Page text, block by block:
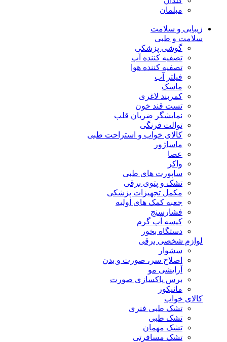
مبلمان
زیبایی و سلامت
سلامت و طبی
گوشی پزشکی
تصفیه کننده آب
تصفیه کننده هوا
فیلتر آب
ماسک
کمربند لاغری
تست قند خون
نمایشگر ضربان قلب
توالت فرنگی
کالای خواب و استراحت طبی
ماساژور
عصا
واکر
ساپورت های طبی
تشک و پتوی برقی
مکمل تجهیزات پزشکی
جعبه کمک های اولیه
فشارسنج
کیسه آب گرم
دستگاه بخور
لوازم شخصی برقی
سشوار
اصلاح سر، صورت و بدن
آرایشی مو
برس پاکسازی صورت
مانیکور
کالای خواب
تشک طبی فنری
تشک طبی
تشک مهمان
تشک مسافرتی